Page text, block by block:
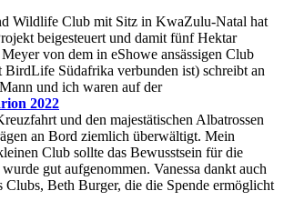
Wildlife Club mit Sitz in KwaZulu-Natal hat
beigesteuert und damit fünf Hektar
Meyer von dem in eShowe ansässigen Club
BirdLife Südafrika verbunden ist) schreibt an
und ich waren auf der
2022
und den majestätischen Albatrossen
an Bord ziemlich überwältigt. Mein
Club sollte das Bewusstsein für die
gut aufgenommen. Vanessa dankt auch
Clubs, Beth Burger, die die Spende ermöglicht